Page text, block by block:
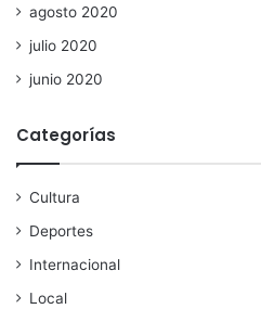
agosto 2020
julio 2020
junio 2020
Categorías
Cultura
Deportes
Internacional
Local